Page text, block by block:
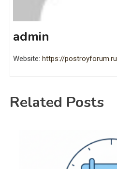
admin
Website: https://postroyforum.ru
Related Posts